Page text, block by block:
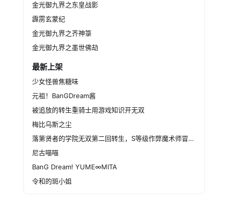
开端亦是终结之地，但宿怨仍在，恩仇未泯，垣
主云梦襄瑛，率领双宗别参辰、识天枢，誓要终
结太玄封羲的阴谋；面对滔天邪祸，神秘莫测的
独行道，不再独善其身，两大道派双双入世，成
至人无己．天马宗一
齐名同修的先天女道，过去因彼此修道理念不合
而分道扬镳，而今传奇归来，她的立场与图谋，
将左右中原道门的兴亡；凌虚七仙之首．天马宗
倪，同属七仙的旂小雨，也为了心中念想，卷入
道门干戈之中。
圣武魔刀．谁与争锋
久远
金光御九界之东皇战影
霹雳玄蒙纪
金光御九界之齐神箓
金光御九界之墨世佛劫
最新上架
少女怪兽焦糖味
元祖！BanGDream酱
被追放的转生重骑士用游戏知识开无双
梅比乌斯之尘
落第贤者的学院无双第二回转生，S等级作弊魔术师冒险记
尼古喵喵
BanG Dream! YUME∞MITA
令和的斑小姐